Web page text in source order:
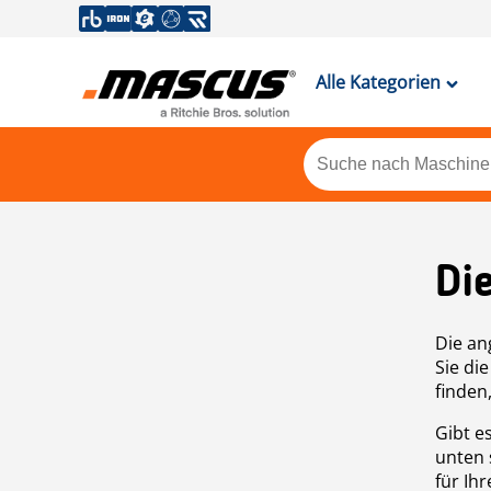
Alle Kategorien
Die
Sie
Gibt
unten
für